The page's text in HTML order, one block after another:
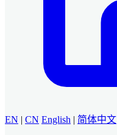
EN | CN English | 简体中文